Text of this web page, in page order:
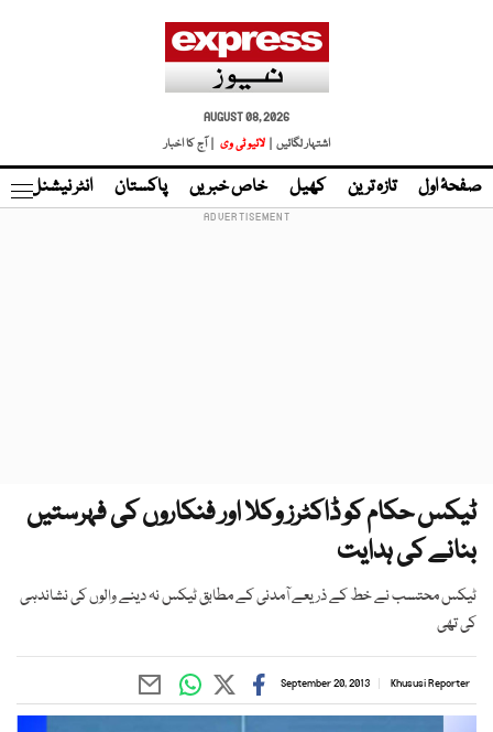
AUGUST 08, 2026
اشتہار لگائیں |
لائیو ٹی وی | آج کا اخبار
صفحۂ اول تازہ ترین کھیل خاص خبریں پاکستان انٹر نیشنل
ٹیکس حکام کو ڈاکٹرز وکلا اور فنکاروں کی فہرستیں
بنانے کی ہدایت
ٹیکس محتسب نے خط کے ذریعے آمدنی کے مطابق ٹیکس نہ دینے والوں کی نشاندہی
کی تھی
Khususi Reporter
September 20, 2013